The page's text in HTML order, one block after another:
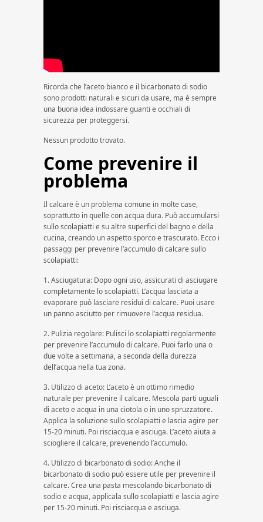
Ricorda che l’aceto bianco e il bicarbonato di sodio
sono prodotti naturali e sicuri da usare, ma è sempre
una buona idea indossare guanti e occhiali di
sicurezza per proteggersi.
Nessun prodotto trovato.
Come prevenire il
problema
Il calcare è un problema comune in molte case,
soprattutto in quelle con acqua dura. Può accumularsi
sullo scolapiatti e su altre superfici del bagno e della
cucina, creando un aspetto sporco e trascurato. Ecco i
passaggi per prevenire l’accumulo di calcare sullo
scolapiatti:
1. Asciugatura: Dopo ogni uso, assicurati di asciugare
completamente lo scolapiatti. L’acqua lasciata a
evaporare può lasciare residui di calcare. Puoi usare
un panno asciutto per rimuovere l’acqua residua.
2. Pulizia regolare: Pulisci lo scolapiatti regolarmente
per prevenire l’accumulo di calcare. Puoi farlo una o
due volte a settimana, a seconda della durezza
dell’acqua nella tua zona.
3. Utilizzo di aceto: L’aceto è un ottimo rimedio
naturale per prevenire il calcare. Mescola parti uguali
di aceto e acqua in una ciotola o in uno spruzzatore.
Applica la soluzione sullo scolapiatti e lascia agire per
15-20 minuti. Poi risciacqua e asciuga. L’aceto aiuta a
sciogliere il calcare, prevenendo l’accumulo.
4. Utilizzo di bicarbonato di sodio: Anche il
bicarbonato di sodio può essere utile per prevenire il
calcare. Crea una pasta mescolando bicarbonato di
sodio e acqua, applicala sullo scolapiatti e lascia agire
per 15-20 minuti. Poi risciacqua e asciuga.